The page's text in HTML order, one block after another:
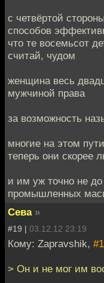
с четвёртой
способов
что те восемьсот
считай, чудом
женщина весь
мужчиной права
за возможность
многие на этом
теперь они
и им уж точно не до
промышленных
Сева »
#19 | 03.12.12 23:19
Кому: Zapravshik,
> Он и не мог им